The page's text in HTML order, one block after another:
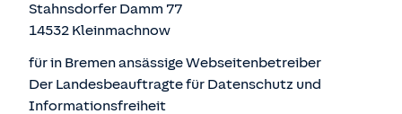
Stahnsdorfer Damm 77
14532 Kleinmachnow
für in Bremen ansässige Webseitenbetreiber
Der Landesbeauftragte für Datenschutz und
Informationsfreiheit